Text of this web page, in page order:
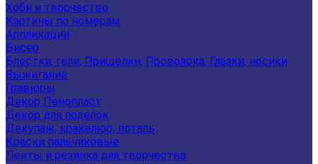
Хоби и творчество
Картины по номерам
Аппликации
Бисер
Блестки, гели, Прищепки, Проволока, Глазки, носики
Выжигание
Гравюры
Декор Пенопласт
Декор для поделок
Декупаж, кракелюр, поталь
Краски пальчиковые
Ленты и резинка для творчества